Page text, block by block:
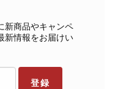
新商品やキャンペ
新情報をお届けい
登録